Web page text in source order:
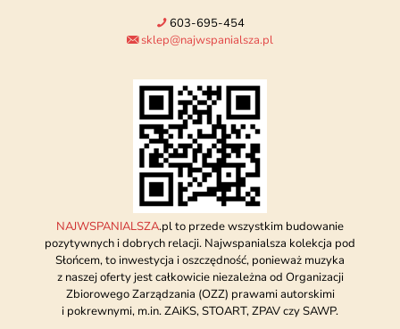
603-695-454
sklep@najwspanialsza.pl
NAJWSPANIALSZA.pl to przede wszystkim budowanie
pozytywnych i dobrych relacji. Najwspanialsza kolekcja pod
Słońcem, to inwestycja i oszczędność, ponieważ muzyka
z naszej oferty jest całkowicie niezależna od Organizacji
Zbiorowego Zarządzania (OZZ) prawami autorskimi
i pokrewnymi, m.in. ZAiKS, STOART, ZPAV czy SAWP.